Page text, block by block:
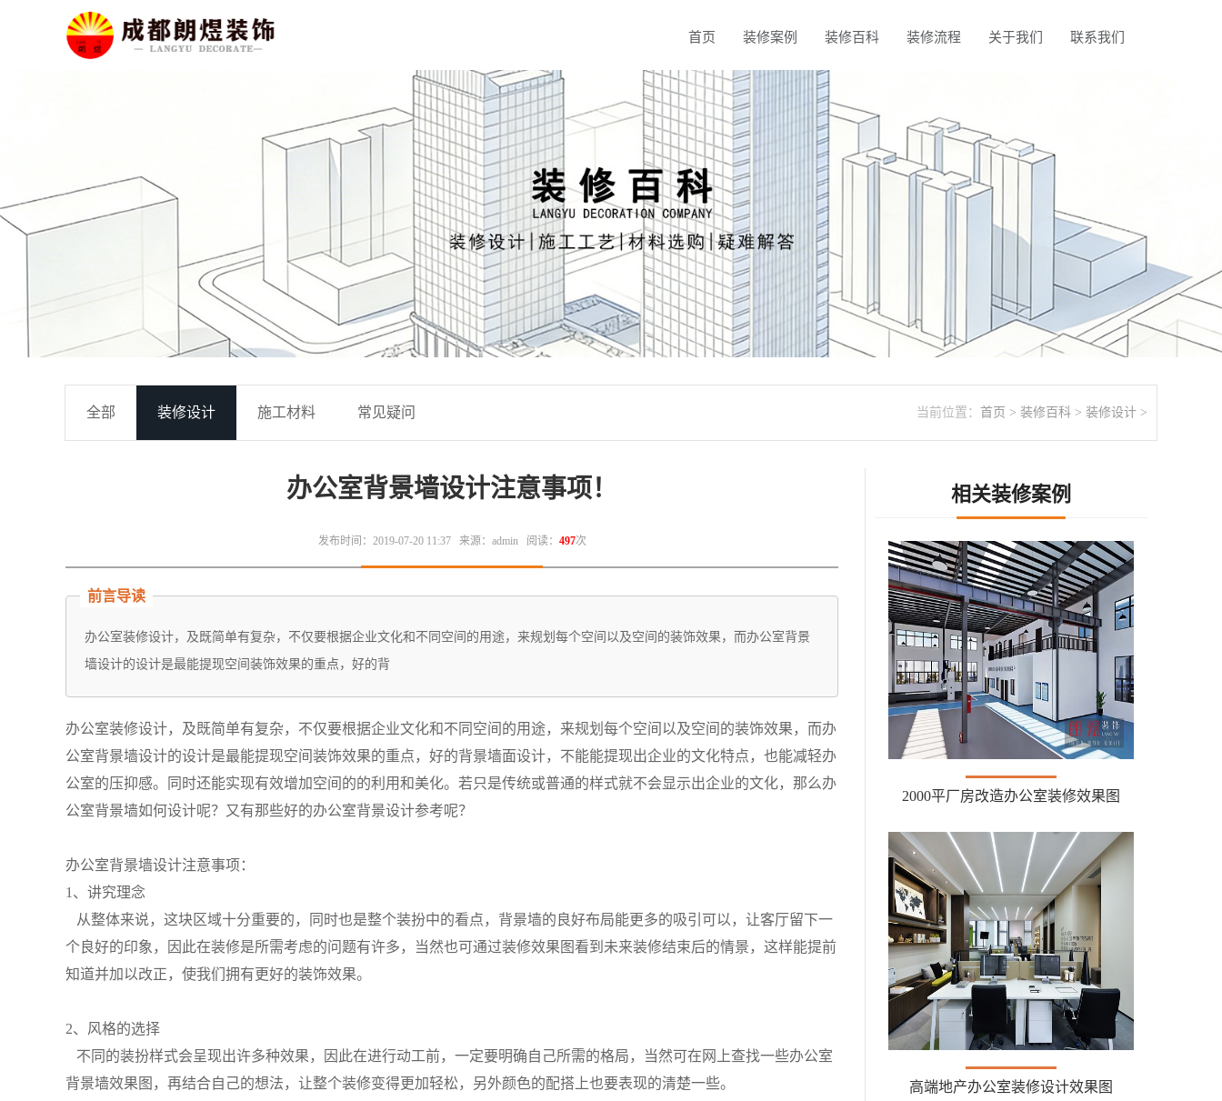
首页 装修案例 装修百科 装修流程 关于我们 联系我们
全部 装修设计 施工材料 常见疑问 当前位置： 首页 > 装修百科 > 装修设计 >
办公室背景墙设计注意事项！
发布时间：2019-07-20 11:37 来源：admin 阅读： 497次
前言导读
办公室装修设计，及既简单有复杂，不仅要根据企业文化和不同空间的用途，来规划每个空间以及空间的装饰效果，而办公室背景
墙设计的设计是最能提现空间装饰效果的重点，好的背
办公室装修设计，及既简单有复杂，不仅要根据企业文化和不同空间的用途，来规划每个空间以及空间的装饰效果，而办
公室背景墙设计的设计是最能提现空间装饰效果的重点，好的背景墙面设计，不能能提现出企业的文化特点，也能减轻办
公室的压抑感。同时还能实现有效增加空间的的利用和美化。若只是传统或普通的样式就不会显示出企业的文化，那么办
公室背景墙如何设计呢？又有那些好的办公室背景设计参考呢？
办公室背景墙设计注意事项：
1、讲究理念
从整体来说，这块区域十分重要的，同时也是整个装扮中的看点，背景墙的良好布局能更多的吸引可以，让客厅留下一
个良好的印象，因此在装修是所需考虑的问题有许多，当然也可通过装修效果图看到未来装修结束后的情景，这样能提前
知道并加以改正，使我们拥有更好的装饰效果。
2、风格的选择
不同的装扮样式会呈现出许多种效果，因此在进行动工前，一定要明确自己所需的格局，当然可在网上查找一些办公室
背景墙效果图，再结合自己的想法，让整个装修变得更加轻松，另外颜色的配搭上也要表现的清楚一些。
相关装修案例
2000平厂房改造办公室装修效果图
高端地产办公室装修设计效果图